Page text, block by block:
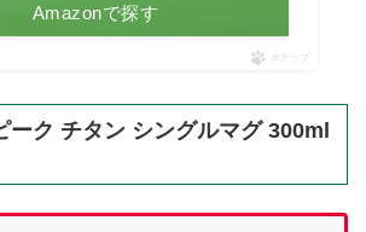
Amazonで探す
ポチップ
ーク チタン シングルマグ 300ml